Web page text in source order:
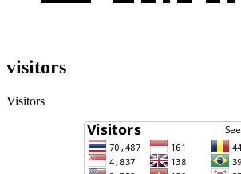
visitors
Visitors